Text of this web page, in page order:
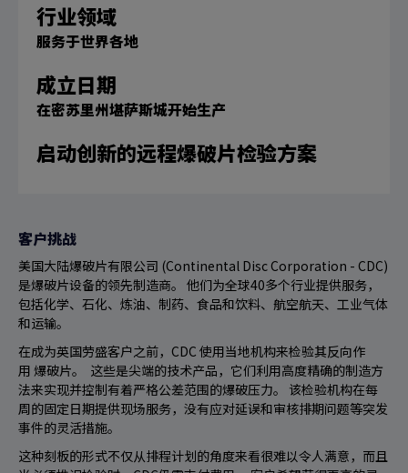
行业领域
服务于世界各地
成立日期
在密苏里州堪萨斯城开始生产
启动创新的远程爆破片检验方案
客户挑战
美国大陆爆破片有限公司 (Continental Disc Corporation - CDC)
是爆破片设备的领先制造商。 他们为全球40多个行业提供服务，
包括化学、石化、炼油、制药、食品和饮料、航空航天、工业气体
和运输。
在成为英国劳盛客户之前，CDC 使用当地机构来检验其反向作
用 爆破片。 这些是尖端的技术产品，它们利用高度精确的制造方
法来实现并控制有着严格公差范围的爆破压力。 该检验机构在每
周的固定日期提供现场服务，没有应对延误和审核排期问题等突发
事件的灵活措施。
这种刻板的形式不仅从排程计划的角度来看很难以令人满意，而且